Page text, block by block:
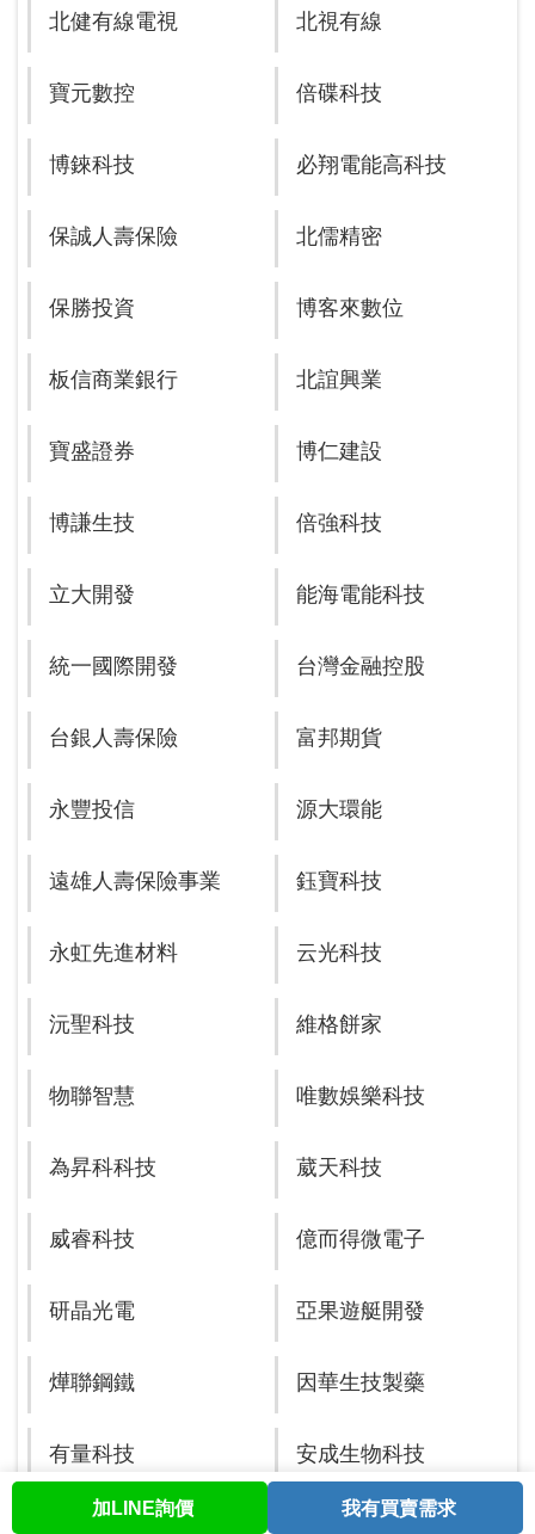
股票查詢 與我聯繫 會員中心
北健有線電視 北視有線
寶元數控 倍碟科技
博錸科技 必翔電能高科技
保誠人壽保險 北儒精密
保勝投資 博客來數位
板信商業銀行 北誼興業
寶盛證券 博仁建設
博謙生技 倍強科技
立大開發 能海電能科技
統一國際開發 台灣金融控股
台銀人壽保險 富邦期貨
永豐投信 源大環能
遠雄人壽保險事業 鈺寶科技
永虹先進材料 云光科技
沅聖科技 維格餅家
物聯智慧 唯數娛樂科技
為昇科科技 葳天科技
威睿科技 億而得微電子
研晶光電 亞果遊艇開發
燁聯鋼鐵 因華生技製藥
有量科技 安成生物科技
安特羅生物科技 歐特明電子
加LINE詢價 我有買賣需求